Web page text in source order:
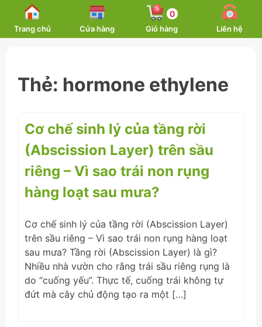
content
Trang chủ Cửa hàng
0
Giỏ hàng Liên hệ
Thẻ: hormone ethylene
Cơ chế sinh lý của tầng rời
(Abscission Layer) trên sầu
riêng – Vì sao trái non rụng
hàng loạt sau mưa?
Cơ chế sinh lý của tầng rời (Abscission Layer)
trên sầu riêng – Vì sao trái non rụng hàng loạt
sau mưa? Tầng rời (Abscission Layer) là gì?
Nhiều nhà vườn cho rằng trái sầu riêng rụng là
do “cuống yếu”. Thực tế, cuống trái không tự
đứt mà cây chủ động tạo ra một […]